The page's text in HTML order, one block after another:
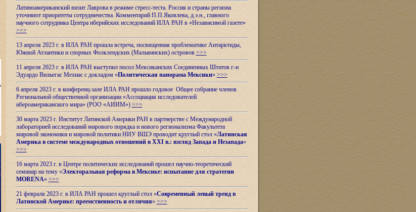
Латиноамериканский визит Лаврова в режиме стресс-теста. Россия и страны региона
уточняют приоритеты сотрудничества. Комментарий П.П.Яковлева, д.э.н., главного
научного сотрудника Центра иберийских исследований ИЛА РАН в «Независимой газете»
>>>
13 апреля 2023 г. в ИЛА РАН прошла встреча, посвященная проблематике Антарктиды,
Южной Атлантики и спорных Фолклендских (Мальвинских) островов >>>
11 апреля 2023 г. в ИЛА РАН выступил посол Мексиканских Соединенных Штатов г-н
Эдуардо Вильегас Мехиас c докладом «Политическая панорама Мексики» >>>
6 апреля 2023 г. в конференц-зале ИЛА РАН прошло годовое Общее собрание членов
Региональной общественной организации «Ассоциация исследователей
ибероамериканского мира» (РОО «АИИМ») >>>
30 марта 2023 г. Институт Латинской Америки РАН в партнерстве с Международной
лабораторией исследований мирового порядка и нового регионализма Факультета
мировой экономики и мировой политики НИУ ВШЭ проводит круглый стол «Латинская
Америка в системе международных отношений в XXI в.: взгляд Запада и Незапада»
>>>
16 марта 2023 г. в Центре политических исследований прошел научно-теоретический
семинар на тему «Электоральная реформа в Мексике: испытание для стратегии
MORENA» >>>
21 февраля 2023 г. в ИЛА РАН прошел круглый стол «Современный левый тренд в
Латинской Америке: преемственность и отличия» >>>